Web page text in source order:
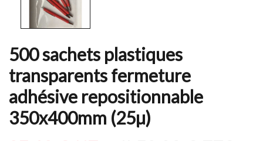
500 sachets plastiques
transparents fermeture
adhésive repositionnable
350x400mm (25µ)